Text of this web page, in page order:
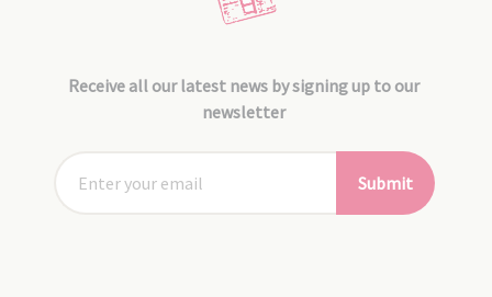
Receive all our latest news by signing up to our
newsletter
Submit